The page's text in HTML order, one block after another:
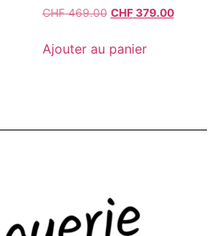
CHF469.00 CHF379.00
Ajouter au panier